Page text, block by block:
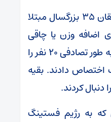
برای مطالعه جدید، محققان ۳۵ بزرگسال مبتلا
اضافه وزن یا چاقی
بودند را انتخاب کردند و به طور تصادفی ۲۰ نفر را
اختصاص دادند. بقیه
کردند.
که به رژیم فستینگ